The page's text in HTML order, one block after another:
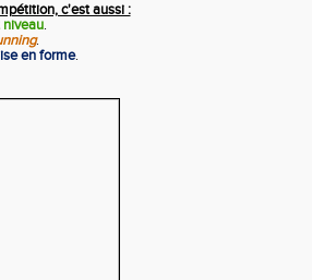
c'est aussi :
niveau.
.
en forme.